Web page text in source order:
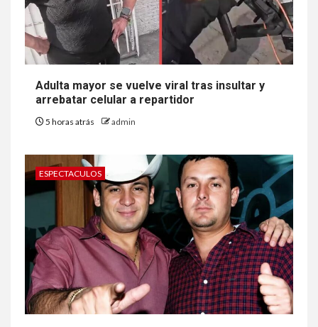
Adulta mayor se vuelve viral tras insultar y
arrebatar celular a repartidor
5 horas atrás admin
ESPECTACULOS